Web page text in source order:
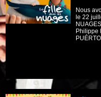
Nous
le 22
Philippe